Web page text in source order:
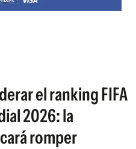
el ranking FIFA
2026: la
romper